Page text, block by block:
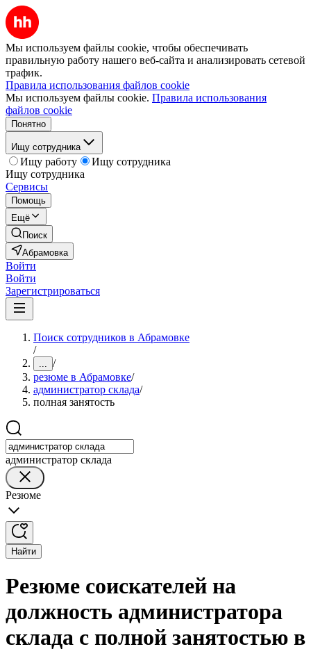
Мы используем файлы cookie, чтобы обеспечивать
правильную работу нашего веб-сайта и анализировать сетевой
трафик.
Правила использования файлов cookie
Мы используем файлы cookie. Правила использования
файлов cookie
Понятно
Ищу сотрудника
Ищу работу
Ищу сотрудника
Ищу сотрудника
Сервисы
Помощь
Ещё
Поиск
Абрамовка
Войти
Войти
Зарегистрироваться
Поиск сотрудников в Абрамовке
/
... /
резюме в Абрамовке/
администратор склада/
полная занятость
администратор склада
Резюме
Найти
Резюме соискателей на
должность администратора
склада с полной занятостью в